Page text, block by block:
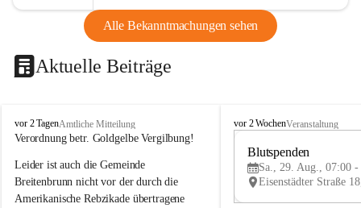
Alle Bekanntmachungen sehen
Aktuelle Beiträge
B
r
i
t
e
vor 2 TagenAmtliche Mitteilung
Verordnung betr. Goldgelbe Vergilbung!
Leider ist auch die Gemeinde
Breitenbrunn nicht vor der durch die
Amerikanische Rebzikade übertragene
B
e
vor 2 WochenVeranstaltung
Blutspenden
Sa., 29. Aug., 07:00 -